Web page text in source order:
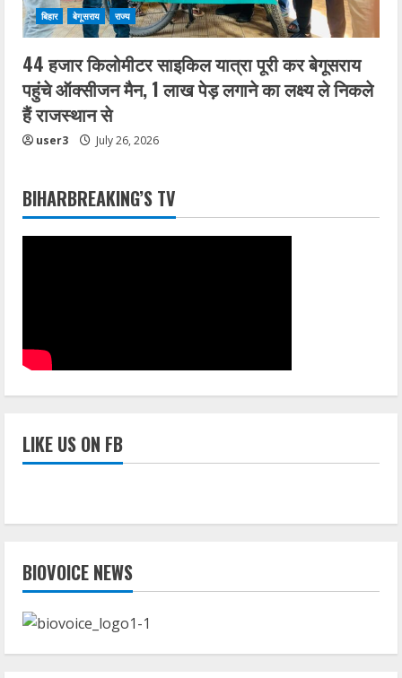
बिहार बेगूसराय राज्य
44 हजार किलोमीटर साइकिल यात्रा पूरी कर बेगूसराय
पहुंचे ऑक्सीजन मैन, 1 लाख पेड़ लगाने का लक्ष्य ले निकले
हैं राजस्थान से
user3 July 26, 2026
BIHARBREAKING’S TV
LIKE US ON FB
BIOVOICE NEWS